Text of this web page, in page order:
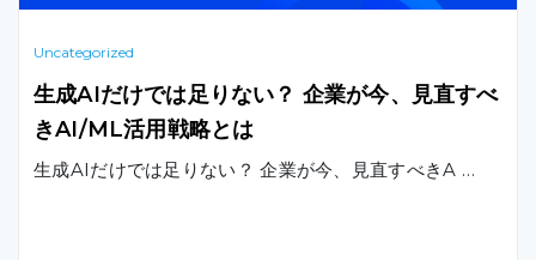
Uncategorized
生成AIだけでは足りない？ 企業が今、見直すべ
きAI/ML活用戦略とは
生成AIだけでは足りない？ 企業が今、見直すべきA …